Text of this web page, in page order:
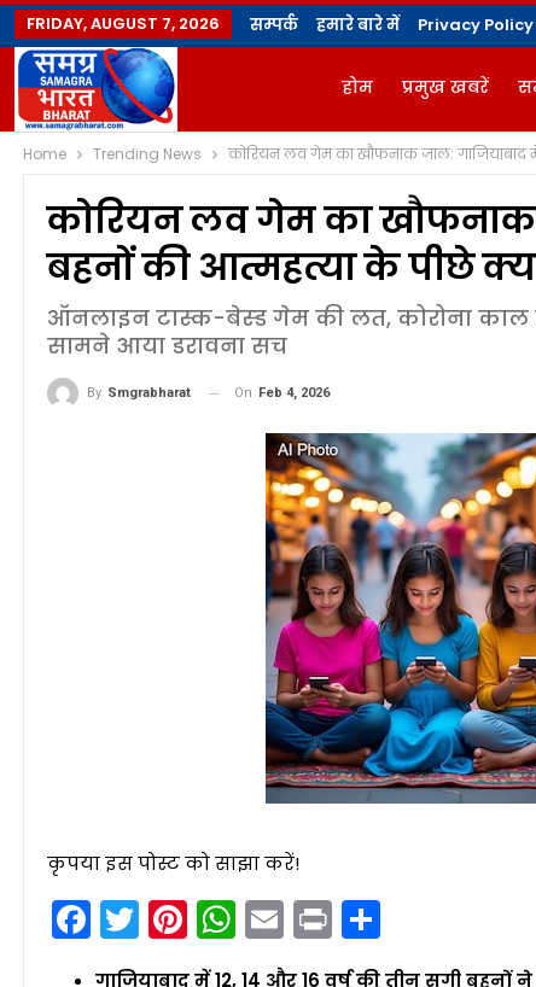
FRIDAY, AUGUST 7, 2026 सम्पर्क हमारे बारे में Privacy Policy
होम प्रमुख खबरें
ज्योतिषी योगविद्या
Home Trending News कोरियन लव गेम का खौफनाक जाल: गाजियाबाद
कोरियन लव गेम का खौफनाक
बहनों की आत्महत्या के पीछे
ऑनलाइन टास्क-बेस्ड गेम की लत, कोरोना
सामने आया डरावना सच
By Smgrabharat On Feb 4, 2026
कृपया इस पोस्ट को साझा करें!
Facebook
Twitter
Pinterest
WhatsApp
Email
Print
गाजियाबाद में 12, 14 और 16 वर्ष की तीन सगी